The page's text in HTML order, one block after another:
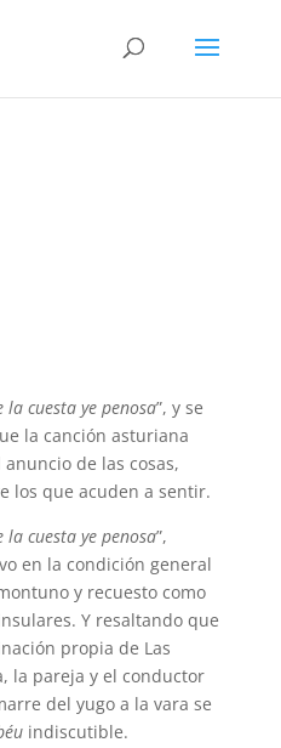
cuesta ye penosa”, y se
la canción asturiana
de las cosas,
los que acuden a sentir.
cuesta ye penosa”,
en la condición general
y recuesto como
Y resaltando que
propia de Las
la pareja y el conductor
del yugo a la vara se
indiscutible.